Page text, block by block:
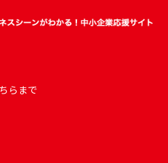
らまで